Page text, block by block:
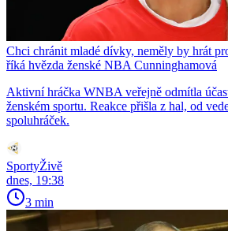
Chci chránit mladé dívky, neměly by hrát
říká hvězda ženské NBA Cunninghamová
Aktivní hráčka WNBA veřejně odmítla
ženském sportu. Reakce přišla z hal, od
spoluhráček.
SportyŽivě
dnes, 19:38
3 min